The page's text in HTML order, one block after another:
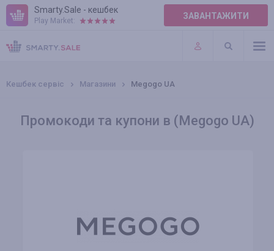
Smarty.Sale - кешбек
Play Market: ЗАВАНТАЖИТИ
ПРАВИЛА
ПЛАГІНИ
Кешбек сервіс Магазини Megogo UA
Промокоди та купони в (Megogo UA)